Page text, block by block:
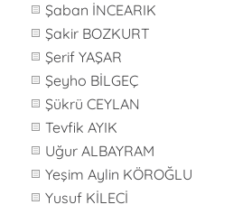
Şaban İNCEARIK
Şakir BOZKURT
Şerif YAŞAR
Şeyho BİLGEÇ
Şükrü CEYLAN
Tevfik AYIK
Uğur ALBAYRAM
Yeşim Aylin KÖROĞLU
Yusuf KİLECİ